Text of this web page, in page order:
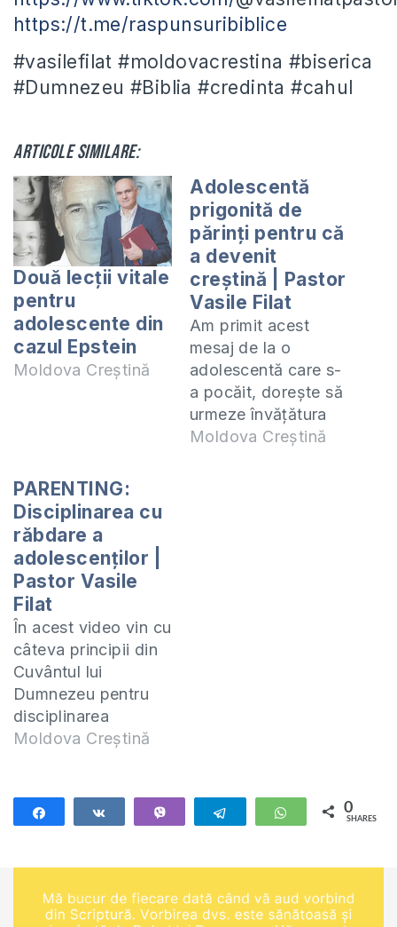
https://t.me/raspunsuribiblice
#vasilefilat #moldovacrestina #biserica
#Dumnezeu #Biblia #credinta #cahul
Articole similare:
Două lecții vitale
pentru
adolescente din
cazul Epstein
Moldova Creștină
Adolescentă
prigonită de
părinți pentru că
a devenit
creștină | Pastor
Vasile Filat
Am primit acest
mesaj de la o
adolescentă care s-
a pocăit, dorește să
urmeze învățătura
Domnului Isus dar
Moldova Creștină
PARENTING:
Disciplinarea cu
răbdare a
adolescenților |
Pastor Vasile
Filat
În acest video vin cu
câteva principii din
Cuvântul lui
Dumnezeu pentru
disciplinarea
adolescenților. În
responsabilitatea
înaintea lui
întărâtăm la mânie
pe copii noștri, ci
să-i creștem în
Moldova Creștină
Telegram WhatsApp
0
SHARES